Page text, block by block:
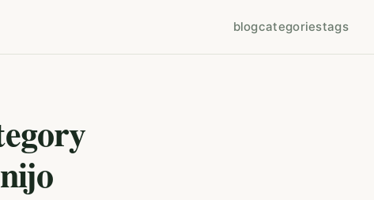
blogcategoriestags